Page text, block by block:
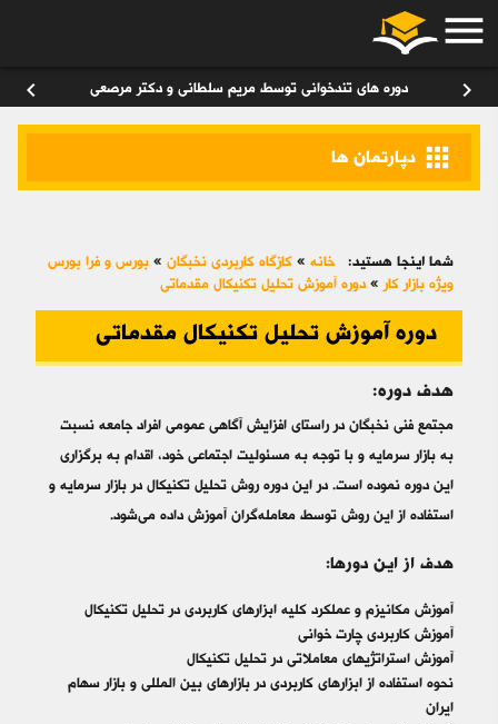
menu
chevron_right دوره های تندخوانی توسط مریم سلطانی و دکتر مرصعی chevron_left
apps دپارتمان ها
شما اینجا هستید: خانه » کازگاه کاربردی نخبگان » بورس و فرا بورس
ویژه بازار کار » دوره آموزش تحلیل تکنیکال مقدماتی
دوره آموزش تحلیل تکنیکال مقدماتی
هدف دوره:
مجتمع فنی نخبگان در راستای افزایش آگاهی عمومی افراد جامعه نسبت
به بازار سرمایه و با توجه به مسئولیت اجتماعی خود، اقدام به برگزاری
این دوره‌ نموده است. در این دوره روش تحلیل تکنیکال در بازار سرمایه و
استفاده از این روش توسط معامله‌گران آموزش داده می‌شود.
هدف از این دورها:
آموزش مکانیزم و عملکرد کلیه ابزارهای کاربردی در تحلیل تکنیکال
آموزش کاربردی چارت خوانی
آموزش استراتژیهای معاملاتی در تحلیل تکنیکال
نحوه استفاده از ابزارهای کاربردی در بازارهای بین المللی و بازار سهام
ایران